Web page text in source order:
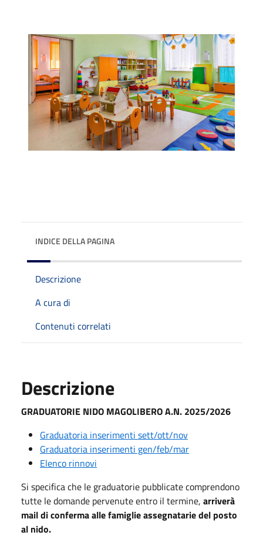
INDICE DELLA PAGINA
Descrizione
A cura di
Contenuti correlati
Descrizione
GRADUATORIE NIDO MAGOLIBERO A.N. 2025/2026
Graduatoria inserimenti sett/ott/nov
Graduatoria inserimenti gen/feb/mar
Elenco rinnovi
Si specifica che le graduatorie pubblicate comprendono
tutte le domande pervenute entro il termine, arriverà
mail di conferma alle famiglie assegnatarie del posto
al nido.